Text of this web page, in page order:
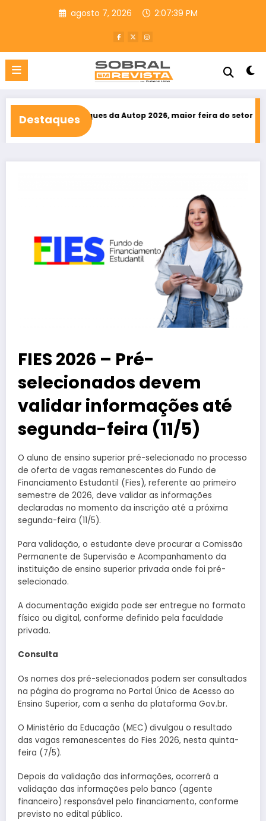
agosto 7, 2026 2:07:40 PM
Destaques
da Autop 2026, maior feira do setor automotivo do
FIES 2026 – Pré-
selecionados devem
validar informações até
segunda-feira (11/5)
O aluno de ensino superior pré-selecionado no processo
de oferta de vagas remanescentes do Fundo de
Financiamento Estudantil (Fies), referente ao primeiro
semestre de 2026, deve validar as informações
declaradas no momento da inscrição até a próxima
segunda-feira (11/5).
Para validação, o estudante deve procurar a Comissão
Permanente de Supervisão e Acompanhamento da
instituição de ensino superior privada onde foi pré-
selecionado.
A documentação exigida pode ser entregue no formato
físico ou digital, conforme definido pela faculdade
privada.
Consulta
Os nomes dos pré-selecionados podem ser consultados
na página do programa no Portal Único de Acesso ao
Ensino Superior, com a senha da plataforma Gov.br.
O Ministério da Educação (MEC) divulgou o resultado
das vagas remanescentes do Fies 2026, nesta quinta-
feira (7/5).
Depois da validação das informações, ocorrerá a
validação das informações pelo banco (agente
financeiro) responsável pelo financiamento, conforme
previsto no edital público.